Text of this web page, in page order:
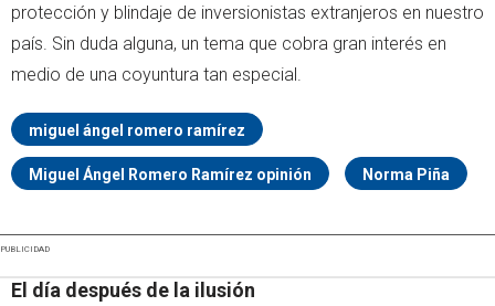
protección y blindaje de inversionistas extranjeros en nuestro
país. Sin duda alguna, un tema que cobra gran interés en
medio de una coyuntura tan especial.
miguel ángel romero ramírez
Miguel Ángel Romero Ramírez opinión Norma Piña
PUBLICIDAD
El día después de la ilusión